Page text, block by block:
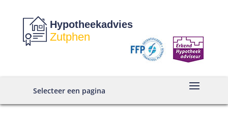
Hypotheekadvies
Zutphen
Selecteer een pagina